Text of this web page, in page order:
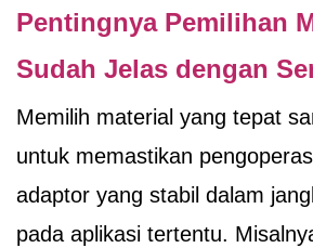
Pentingnya Pemilihan
Sudah Jelas dengan
Memilih material yang tepat
untuk memastikan
adaptor yang stabil dalam
pada aplikasi tertentu.